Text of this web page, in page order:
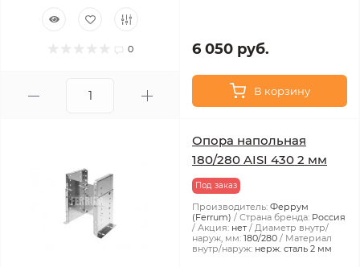
0 6 050 руб.
В корзину
Опора напольная
180/280 AISI 430 2 мм
Под заказ
Производитель: Феррум
(Ferrum)
Страна бренда: Россия
Акция: нет
Диаметр внутр/
наруж, мм: 180/280
Материал
внутр/наруж: нерж. сталь 2 мм